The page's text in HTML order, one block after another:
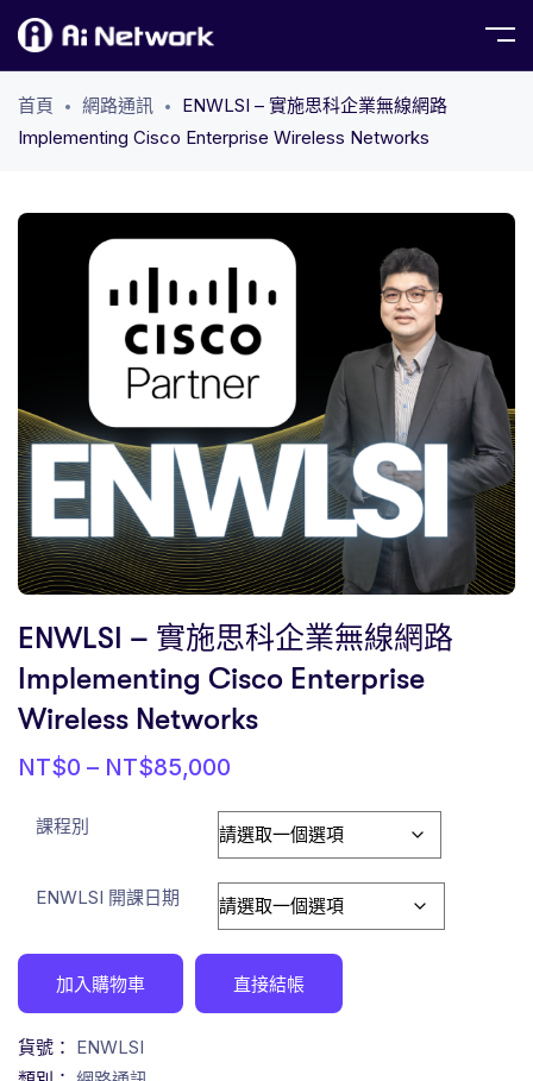
首頁 網路通訊
ENWLSI – 實施思科企業無線網路
Implementing Cisco Enterprise Wireless Networks
ENWLSI – 實施思科企業無線網路
Implementing Cisco Enterprise
Wireless Networks
NT$0 – NT$85,000
課程別
ENWLSI 開課日期
加入購物車 直接結帳
貨號： ENWLSI